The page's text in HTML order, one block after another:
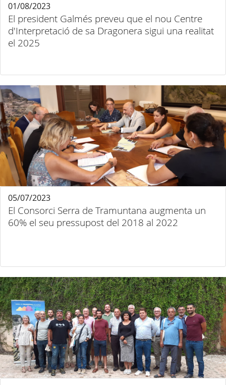
El president Galmés preveu que el nou Centre
d'Interpretació de sa Dragonera sigui una realitat
el 2025
01/08/2023
El Consorci Serra de Tramuntana augmenta un
60% el seu pressupost del 2018 al 2022
05/07/2023